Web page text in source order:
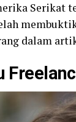
Serikat
dalam